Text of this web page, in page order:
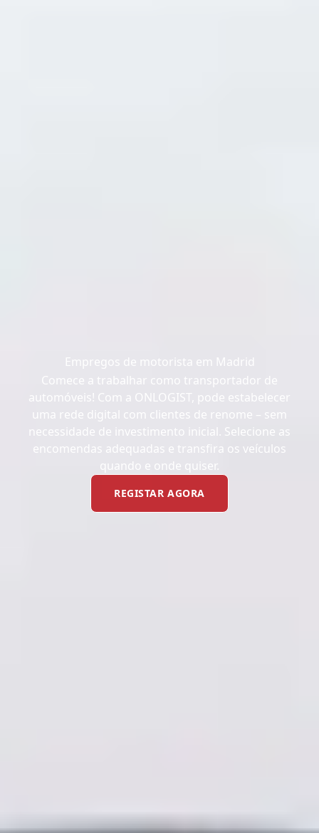
Empregos de motorista em Madrid
Comece a trabalhar como transportador de
automóveis! Com a ONLOGIST, pode estabelecer
uma rede digital com clientes de renome – sem
necessidade de investimento inicial. Selecione as
encomendas adequadas e transfira os veículos
quando e onde quiser.
REGISTAR AGORA